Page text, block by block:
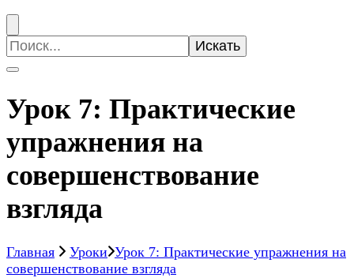
Искать:
Урок 7: Практические
упражнения на
совершенствование
взгляда
Главная Уроки Урок 7: Практические упражнения на
совершенствование взгляда